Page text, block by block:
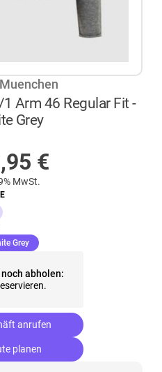
Arm 46 Regular Fit -
Grey
€
MwSt.
Grey(ausgewählt)
abholen:
anrufen
planen